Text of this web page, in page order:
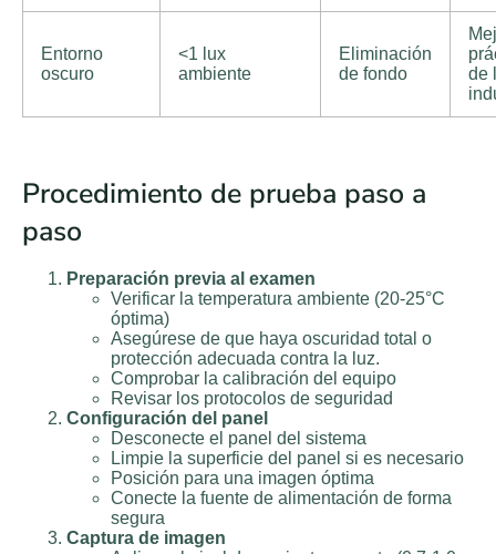
Entorno
oscuro
<1 lux
ambiente
Eliminación
de fondo
de
Procedimiento de prueba paso a
paso
Preparación previa al examen
Verificar la temperatura ambiente (20-25°C
óptima)
Asegúrese de que haya oscuridad total o
protección adecuada contra la luz.
Comprobar la calibración del equipo
Revisar los protocolos de seguridad
Configuración del panel
Desconecte el panel del sistema
Limpie la superficie del panel si es necesario
Posición para una imagen óptima
Conecte la fuente de alimentación de forma
segura
Captura de imagen